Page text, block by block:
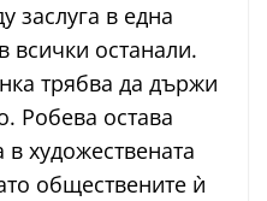
заслуга в една
всички останали.
трябва да държи
Робева остава
художествената
обществените ѝ